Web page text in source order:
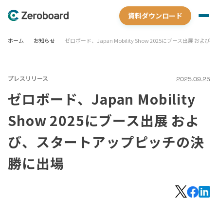
資料ダウンロード
ホーム お知らせ ゼロボード、Japan Mobility Show 2025にブース出展 および
プレスリリース 2025.09.25
ゼロボード、Japan Mobility
Show 2025にブース出展 およ
び、スタートアップピッチの決
勝に出場